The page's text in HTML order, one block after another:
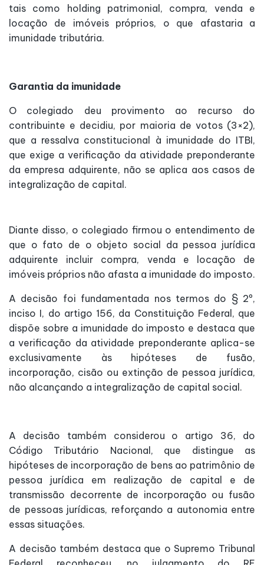
tais como holding patrimonial, compra, venda e
locação de imóveis próprios, o que afastaria a
imunidade tributária.
Garantia da imunidade
O colegiado deu provimento ao recurso do
contribuinte e decidiu, por maioria de votos (3×2),
que a ressalva constitucional à imunidade do ITBI,
que exige a verificação da atividade preponderante
da empresa adquirente, não se aplica aos casos de
integralização de capital.
Diante disso, o colegiado firmou o entendimento de
que o fato de o objeto social da pessoa jurídica
adquirente incluir compra, venda e locação de
imóveis próprios não afasta a imunidade do imposto.
A decisão foi fundamentada nos termos do § 2º,
inciso I, do artigo 156, da Constituição Federal, que
dispõe sobre a imunidade do imposto e destaca que
a verificação da atividade preponderante aplica-se
exclusivamente às hipóteses de fusão,
incorporação, cisão ou extinção de pessoa jurídica,
não alcançando a integralização de capital social.
A decisão também considerou o artigo 36, do
Código Tributário Nacional, que distingue as
hipóteses de incorporação de bens ao patrimônio de
pessoa jurídica em realização de capital e de
transmissão decorrente de incorporação ou fusão
de pessoas jurídicas, reforçando a autonomia entre
essas situações.
A decisão também destaca que o Supremo Tribunal